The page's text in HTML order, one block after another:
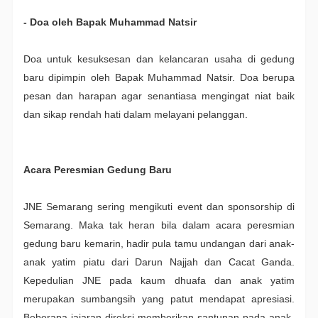
- Doa oleh Bapak Muhammad Natsir
Doa untuk kesuksesan dan kelancaran usaha di gedung
baru dipimpin oleh Bapak Muhammad Natsir. Doa berupa
pesan dan harapan agar senantiasa mengingat niat baik
dan sikap rendah hati dalam melayani pelanggan.
Acara Peresmian Gedung Baru
JNE Semarang sering mengikuti event dan sponsorship di
Semarang. Maka tak heran bila dalam acara peresmian
gedung baru kemarin, hadir pula tamu undangan dari anak-
anak yatim piatu dari Darun Najjah dan Cacat Ganda.
Kepedulian JNE pada kaum dhuafa dan anak yatim
merupakan sumbangsih yang patut mendapat apresiasi.